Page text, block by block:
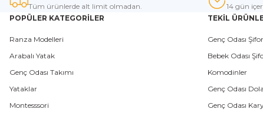
Tüm ürünlerde alt limit olmadan. 14 gün
POPÜLER KATEGORİLER
Ranza Modelleri
Arabalı Yatak
Genç Odası Takımı
Yataklar
Montesssori
TEKİL
Genç Odası
Bebek Odası
Komodinler
Genç Odası
Genç Odası